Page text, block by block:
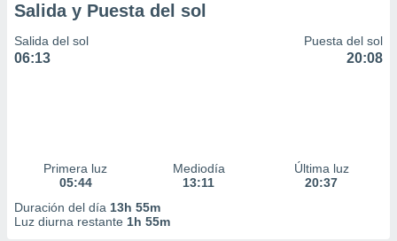
Salida y Puesta del sol
Salida del sol
06:13
Puesta del sol
20:08
Primera luz
05:44
Mediodía
13:11
Última luz
20:37
Duración del día 13h 55m
Luz diurna restante 1h 55m